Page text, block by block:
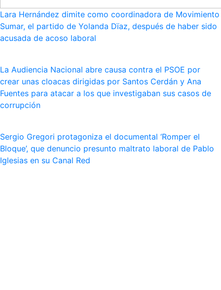
Lara Hernández dimite como coordinadora de Movimiento
Sumar, el partido de Yolanda Dïaz, después de haber sido
acusada de acoso laboral
La Audiencia Nacional abre causa contra el PSOE por
crear unas cloacas dirigidas por Santos Cerdán y Ana
Fuentes para atacar a los que investigaban sus casos de
corrupción
Sergio Gregori protagoniza el documental ‘Romper el
Bloque’, que denuncio presunto maltrato laboral de Pablo
Iglesias en su Canal Red